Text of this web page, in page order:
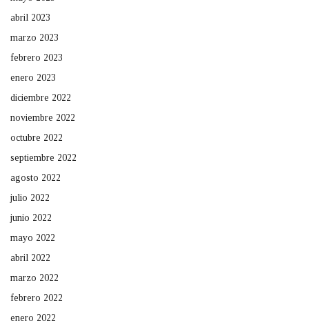
abril 2023
marzo 2023
febrero 2023
enero 2023
diciembre 2022
noviembre 2022
octubre 2022
septiembre 2022
agosto 2022
julio 2022
junio 2022
mayo 2022
abril 2022
marzo 2022
febrero 2022
enero 2022